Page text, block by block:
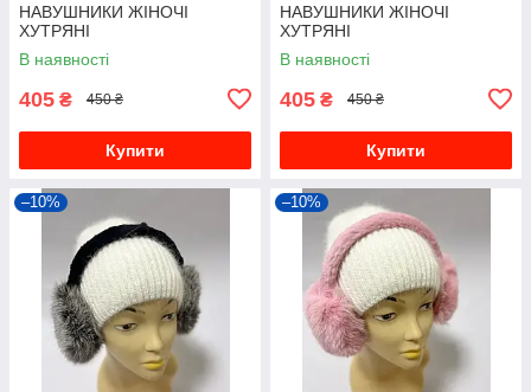
НАВУШНИКИ ЖІНОЧІ
ХУТРЯНІ
В наявності
405 ₴ 450 ₴
Купити
НАВУШНИКИ ЖІНОЧІ
ХУТРЯНІ
В наявності
405 ₴ 450 ₴
Купити
–10% –10%